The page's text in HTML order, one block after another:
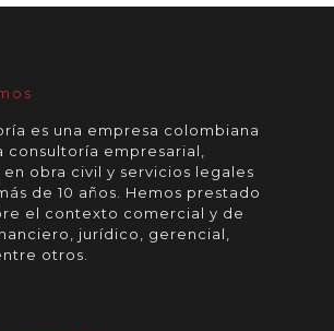
es una empresa colombiana
consultoría empresarial,
obra civil y servicios legales
de 10 años. Hemos prestado
el contexto comercial y de
jurídico, gerencial,
otros.